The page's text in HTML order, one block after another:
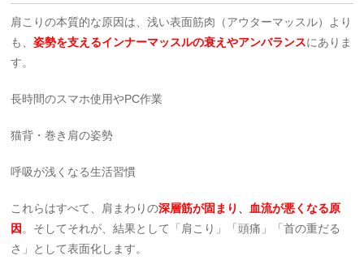
肩こりの本質的な原因は、浅い表面筋肉（アウターマッスル）より
も、姿勢を支えるインナーマッスルの衰えやアンバランスにありま
す。
長時間のスマホ使用やPC作業
猫背・巻き肩の姿勢
呼吸が浅くなる生活習慣
これらはすべて、肩まわりの深層筋が固まり 、血流が悪くなる原
因。そしてそれが、結果として「肩こり」「頭痛」「首の重だる
さ」として表面化します。